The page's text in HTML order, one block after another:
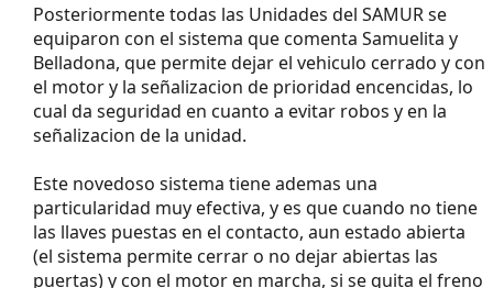
Posteriormente todas las Unidades del SAMUR se
equiparon con el sistema que comenta Samuelita y
Belladona, que permite dejar el vehiculo cerrado y con
el motor y la señalizacion de prioridad encencidas, lo
cual da seguridad en cuanto a evitar robos y en la
señalizacion de la unidad.
Este novedoso sistema tiene ademas una
particularidad muy efectiva, y es que cuando no tiene
las llaves puestas en el contacto, aun estado abierta
(el sistema permite cerrar o no dejar abiertas las
puertas) y con el motor en marcha, si se quita el freno